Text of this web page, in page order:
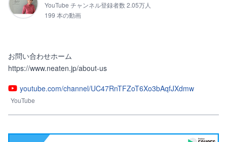
YouTube チャンネル登録者数 2.05万人
199 本の動画
お問い合わせホーム
https://www.neaten.jp/about-us
youtube.com/channel/UC47RnTFZoT6Xo3bAqfJXdmw
YouTube